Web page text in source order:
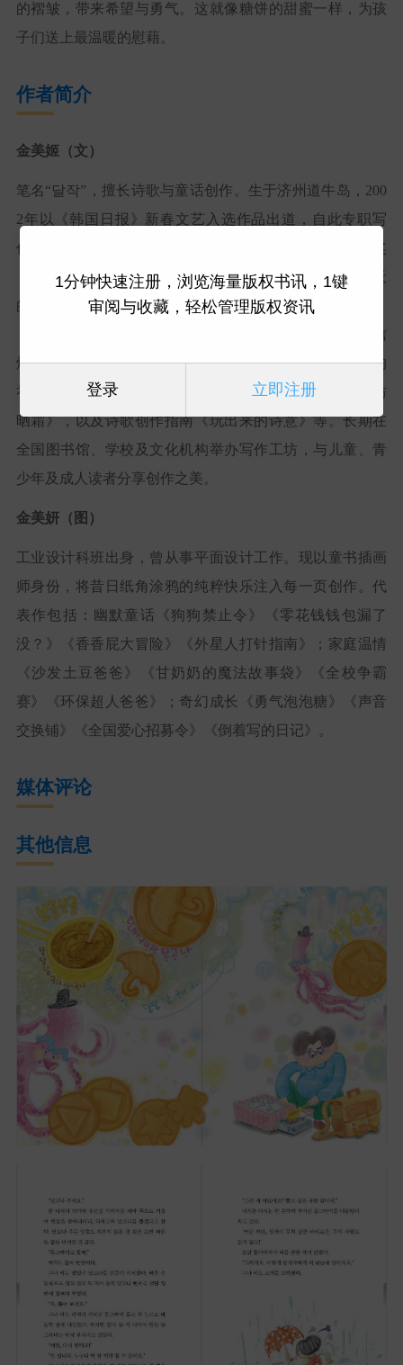
的褶皱，带来希望与勇气。这就像糖饼的甜蜜一样，为孩
子们送上最温暖的慰藉。
作者简介
金美姬（文）
笔名“달작”，擅长诗歌与童话创作。生于济州道牛岛，200
2年以《韩国日报》新春文艺入选作品出道，自此专职写
作。曾获青蓝文学奖（童诗与童话类）、徐德出文学奖
（《童诗真聪明》）、长生浦鲸鱼创作童话大奖（《飞天
的鲸鱼》）等。代表作包括童话系列《韩文侦探必破案》
《麻辣老师的秘密金库》《故事奶奶的奇幻之旅》《自信
爆棚的叔叔》《妈妈吐槽咖啡馆》，童诗集《草莓小姐的
礼仪课》《献给今天的你》，青少年诗集《为外星人擦防
晒霜》，以及诗歌创作指南《玩出来的诗意》等。长期在
全国图书馆、学校及文化机构举办写作工坊，与儿童、青
少年及成人读者分享创作之美。
金美妍（图）
工业设计科班出身，曾从事平面设计工作。现以童书插画
师身份，将昔日纸角涂鸦的纯粹快乐注入每一页创作。代
表作包括：
幽默童话《狗狗禁止令》《零花钱钱包漏了
没？》《香香屁大冒险》《外星人打针指南》； 家庭温情
《沙发土豆爸爸》《甘奶奶的魔法故事袋》《全校争霸
赛》《环保超人爸爸》； 奇幻成长《勇气泡泡糖》《声音
交换铺》《全国爱心招募令》《倒着写的日记》。
媒体评论
其他信息
1分钟快速注册，浏览海量版权书讯，1键
审阅与收藏，轻松管理版权资讯
登录 立即注册